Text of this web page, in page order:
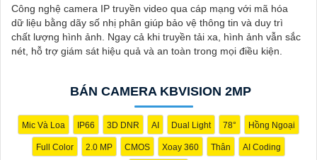
ngữ cảnh của một đại lý công nghệ:
🛃1:"Chào anh/chị! Bạn đang tìm kiếm Camera Kbvision với
chiết khấu hấp dẫn? Hãy đến với chúng tôi để nhận ưu đãi đặc
biệt và được tư vấn về giải pháp chính xác nhất cho nhu cầu an
"Bạn muốn mua Camera Kbvision với giá ưu đãi và giải
pháp phù hợp? Liên hệ ngay với chúng tôi để được hỗ trợ tốt
nhất từ đội ngũ chuyên gia có kinh nghiệm!"
️🥈3:"Chúng tôi cam kết cung cấp Camera Kbvision chính hãng
với chiết khấu cao nhất trên thị trường. Hãy đến với chúng tôi để
trải nghiệm dịch vụ tốt nhất và nhận được sự tư vấn chuyên
Công nghệ camera IP truyền video qua cáp mạng với mã hóa
dữ liệu bằng dãy số nhị phân giúp bảo vệ thông tin và duy trì
chất lượng hình ảnh. Ngay cả khi truyền tải xa, hình ảnh vẫn sắc
nét, hỗ trợ giám sát hiệu quả và an toàn trong mọi điều kiện.
BÁN CAMERA KBVISION 2MP
Mic Và Loa IP66 3D DNR AI Dual Light 78° Hồng Ngoại
Full Color 2.0 MP CMOS Xoay 360 Thân AI Coding